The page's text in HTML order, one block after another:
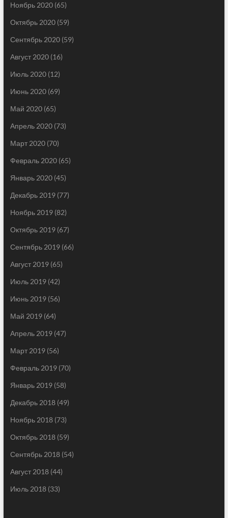
Ноябрь 2020(65)
Октябрь 2020(59)
Сентябрь 2020(59)
Август 2020(16)
Июль 2020(12)
Июнь 2020(69)
Май 2020(65)
Апрель 2020(73)
Март 2020(70)
Февраль 2020(65)
Январь 2020(45)
Декабрь 2019(77)
Ноябрь 2019(82)
Октябрь 2019(67)
Сентябрь 2019(66)
Август 2019(65)
Июль 2019(42)
Июнь 2019(56)
Май 2019(64)
Апрель 2019(47)
Март 2019(56)
Февраль 2019(70)
Январь 2019(58)
Декабрь 2018(49)
Ноябрь 2018(73)
Октябрь 2018(59)
Сентябрь 2018(54)
Август 2018(44)
Июль 2018(33)